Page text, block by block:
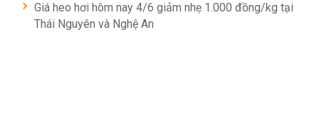
Giá heo hơi hôm nay 4/6 giảm nhẹ 1.000 đồng/kg tại
Thái Nguyên và Nghệ An